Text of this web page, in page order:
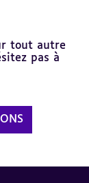
tout autre
pas à